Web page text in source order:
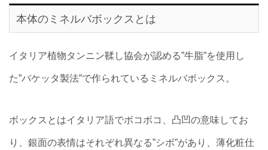
本体のミネルバボックスとは
イタリア植物タンニン鞣し協会が認める”牛脂”を使用し
た”バケッタ製法”で作られているミネルバボックス。
ボックスとはイタリア語でボコボコ、凸凹の意味してお
り、銀面の表情はそれぞれ異なる”シボ”があり、薄化粧仕